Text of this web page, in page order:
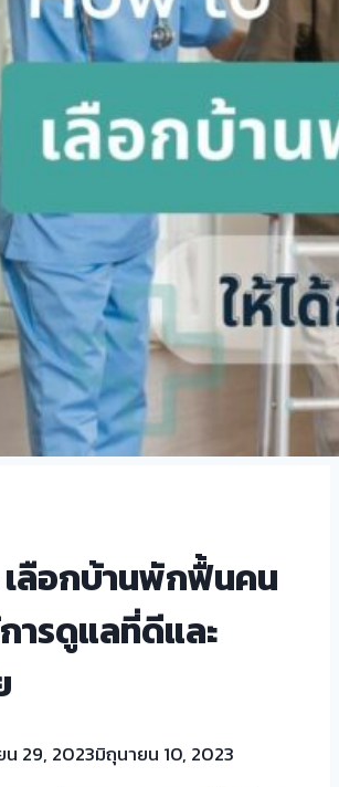
ลือกบ้านพักฟื้นคน
ารดูแลที่ดีและ
น 29, 2023มิถุนายน 10, 2023